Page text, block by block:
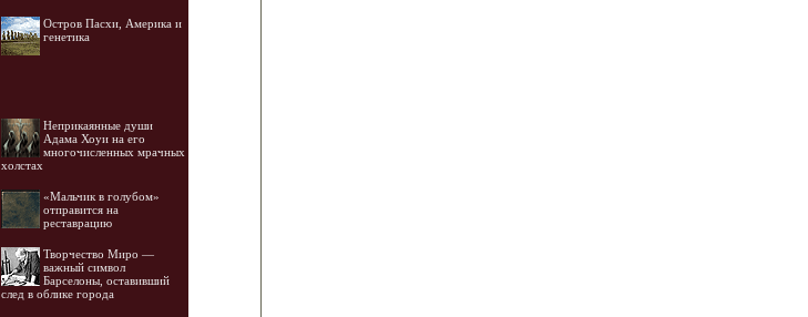
Остров Пасхи, Америка и
генетика
Неприкаянные души
Адама Хоуи на его
многочисленных мрачных
холстах
«Мальчик в голубом»
отправится на
реставрацию
Творчество Миро —
важный символ
Барселоны, оставивший
след в облике города